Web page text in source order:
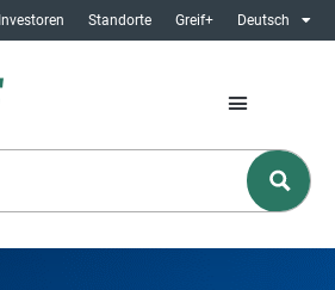
Investoren Standorte Greif+ Deutsch